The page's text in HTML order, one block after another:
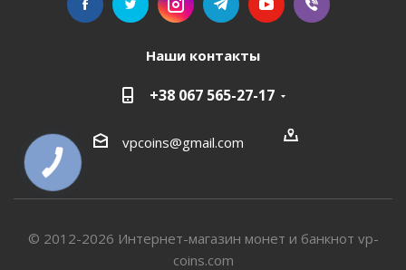
Наши контакты
+38 067 565-27-17
vpcoins@gmail.com
© 2012-2026 Интернет-магазин монет и банкнот vp-
coins.com
КНОПКА
СВЯЗИ